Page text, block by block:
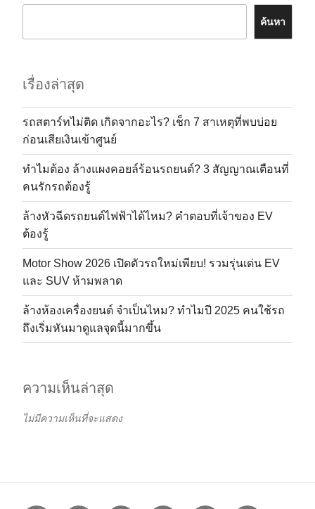
ค้นหา
เรื่องล่าสุด
รถสตาร์ทไม่ติด เกิดจากอะไร? เช็ก 7 สาเหตุที่พบบ่อย
ก่อนเสียเงินเข้าศูนย์
ทำไมต้อง ล้างแผงคอยล์ร้อนรถยนต์? 3 สัญญาณเตือนที่
คนรักรถต้องรู้
ล้างหัวฉีดรถยนต์ไฟฟ้าได้ไหม? คำตอบที่เจ้าของ EV
ต้องรู้
Motor Show 2026 เปิดตัวรถใหม่เพียบ! รวมรุ่นเด่น EV
และ SUV ห้ามพลาด
ล้างห้องเครื่องยนต์ จำเป็นไหม? ทำไมปี 2025 คนใช้รถ
ถึงเริ่มหันมาดูแลจุดนี้มากขึ้น
ความเห็นล่าสุด
ไม่มีความเห็นที่จะแสดง